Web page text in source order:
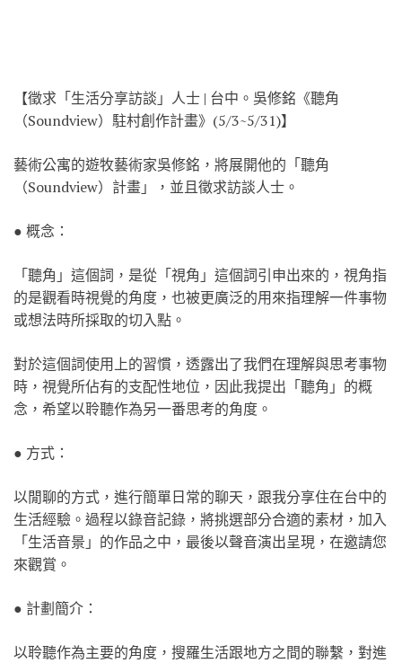
【徵求「生活分享訪談」人士 | 台中。吳修銘《聽角
（Soundview）駐村創作計畫》(5/3~5/31)】
藝術公寓的遊牧藝術家吳修銘，將展開他的「聽角
（Soundview）計畫」，並且徵求訪談人士。
● 概念：
「聽角」這個詞，是從「視角」這個詞引申出來的，視角指
的是觀看時視覺的角度，也被更廣泛的用來指理解一件事物
或想法時所採取的切入點。
對於這個詞使用上的習慣，透露出了我們在理解與思考事物
時，視覺所佔有的支配性地位，因此我提出「聽角」的概
念，希望以聆聽作為另一番思考的角度。
● 方式：
以閒聊的方式，進行簡單日常的聊天，跟我分享住在台中的
生活經驗。過程以錄音記錄，將挑選部分合適的素材，加入
「生活音景」的作品之中，最後以聲音演出呈現，在邀請您
來觀賞。
● 計劃簡介：
以聆聽作為主要的角度，搜羅生活跟地方之間的聯繫，對進